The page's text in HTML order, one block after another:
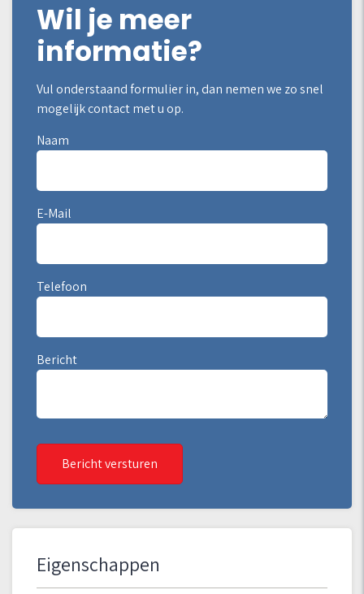
Wil je meer
informatie?
Vul onderstaand formulier in, dan nemen we zo snel
mogelijk contact met u op.
Naam
E-Mail
Telefoon
Bericht
Bericht versturen
Eigenschappen